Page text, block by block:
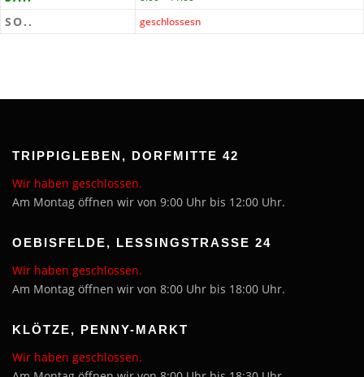
SO.. geschlossesn
TRIPPIGLEBEN, DORFMITTE 42
Wir haben geschlossen.
Am Montag öffnen wir von 9:00 Uhr bis 12:00 Uhr.
OEBISFELDE, LESSINGSTRASSE 24
Wir haben geschlossen.
Am Montag öffnen wir von 8:00 Uhr bis 18:00 Uhr.
KLÖTZE, PENNY-MARKT
Wir haben geschlossen.